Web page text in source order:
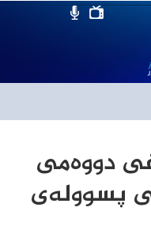
دووەمی
پسوولەی